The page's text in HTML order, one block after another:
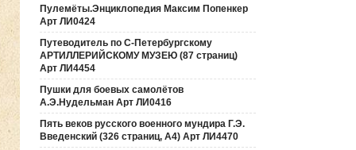
Пулемёты.Энциклопедия Максим Попенкер
Арт ЛИ0424
Путеводитель по С-Петербургскому
АРТИЛЛЕРИЙСКОМУ МУЗЕЮ (87 страниц)
Арт ЛИ4454
Пушки для боевых самолётов
А.Э.Нудельман Арт ЛИ0416
Пять веков русского военного мундира Г.Э.
Введенский (326 страниц, А4) Арт ЛИ4470